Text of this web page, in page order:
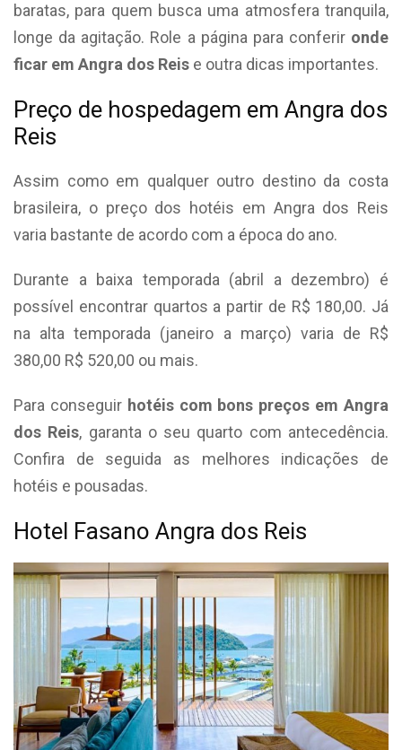
baratas, para quem busca uma atmosfera tranquila,
longe da agitação. Role a página para conferir onde
ficar em Angra dos Reis e outra dicas importantes.
Preço de hospedagem em Angra dos
Reis
Assim como em qualquer outro destino da costa
brasileira, o preço dos hotéis em Angra dos Reis
varia bastante de acordo com a época do ano.
Durante a baixa temporada (abril a dezembro) é
possível encontrar quartos a partir de R$ 180,00. Já
na alta temporada (janeiro a março) varia de R$
380,00 R$ 520,00 ou mais.
Para conseguir hotéis com bons preços em Angra
dos Reis, garanta o seu quarto com antecedência.
Confira de seguida as melhores indicações de
hotéis e pousadas.
Hotel Fasano Angra dos Reis